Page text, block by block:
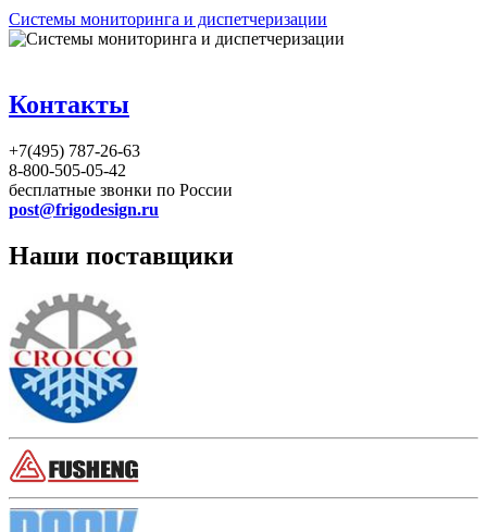
Системы мониторинга и диспетчеризации
Контакты
+7(495) 787-26-63
8-800-505-05-42
бесплатные звонки по России
post@frigodesign.ru
Наши поставщики